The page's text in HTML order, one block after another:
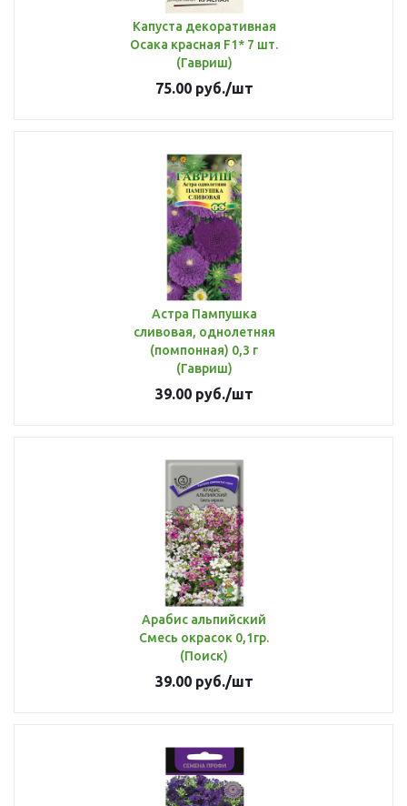
Капуста декоративная
Осака красная F1* 7 шт.
(Гавриш)
75.00руб./шт
Астра Пампушка
сливовая, однолетняя
(помпонная) 0,3 г
(Гавриш)
39.00руб./шт
Арабис альпийский
Смесь окрасок 0,1гр.
(Поиск)
39.00руб./шт